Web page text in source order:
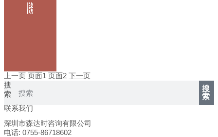
上一页 页面1 页面2 下一页
搜
索
搜
索
联系我们
深圳市森达时咨询有限公司
电话: 0755-86718602